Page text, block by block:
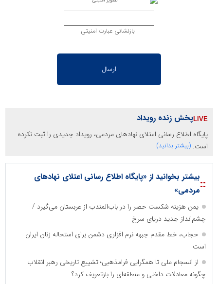
بازنشانی عبارت امنیتی
پخش زنده رویداد
پایگاه اطلاع رسانی اعتلای نهادهای مردمی، رویداد جدیدی را ثبت نکرده
است. (بیشتر بدانید)
::بیشتر بخوانید از «پایگاه اطلاع رسانی اعتلای نهادهای
مردمی»
یمن هزینه شکست حصر را در باب‌المندب از عربستان می‌گیرد /
چشم‌انداز جدید دریای سرخ
حجاب، خط مقدم جبهه نرم افزاری دشمن برای استحاله زنان ایران
است
از انسجام ملی تا همگرایی فرامذهبی؛ تشییع تاریخی رهبر انقلاب
چگونه معادلات داخلی و منطقه‌ای را بازتعریف کرد؟